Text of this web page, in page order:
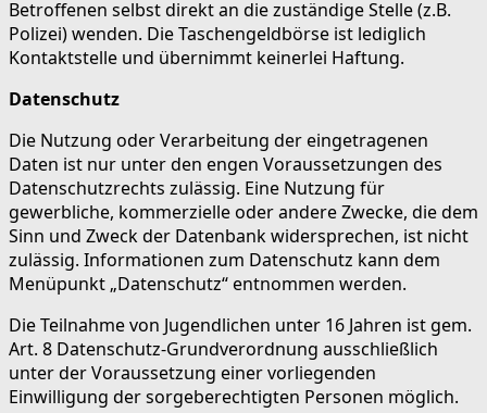
Betroffenen selbst direkt an die zuständige Stelle (z.B.
Polizei) wenden. Die Taschengeldbörse ist lediglich
Kontaktstelle und übernimmt keinerlei Haftung.
Datenschutz
Die Nutzung oder Verarbeitung der eingetragenen
Daten ist nur unter den engen Voraussetzungen des
Datenschutzrechts zulässig. Eine Nutzung für
gewerbliche, kommerzielle oder andere Zwecke, die dem
Sinn und Zweck der Datenbank widersprechen, ist nicht
zulässig. Informationen zum Datenschutz kann dem
Menüpunkt „Datenschutz“ entnommen werden.
Die Teilnahme von Jugendlichen unter 16 Jahren ist gem.
Art. 8 Datenschutz-Grundverordnung ausschließlich
unter der Voraussetzung einer vorliegenden
Einwilligung der sorgeberechtigten Personen möglich.